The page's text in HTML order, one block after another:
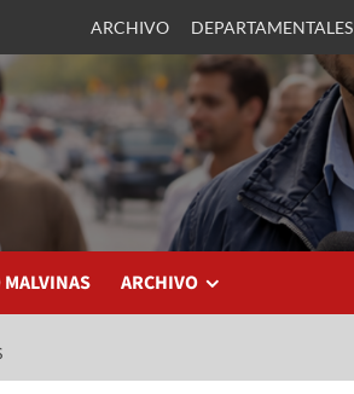
ARCHIVO DEPARTAMENTALES
ARCHIVO